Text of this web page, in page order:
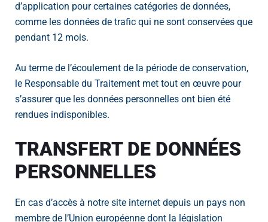
d’application pour certaines catégories de données,
comme les données de trafic qui ne sont conservées que
pendant 12 mois.
Au terme de l’écoulement de la période de conservation,
le Responsable du Traitement met tout en œuvre pour
s’assurer que les données personnelles ont bien été
rendues indisponibles.
TRANSFERT DE DONNÉES
PERSONNELLES
En cas d’accès à notre site internet depuis un pays non
membre de l’Union européenne dont la législation